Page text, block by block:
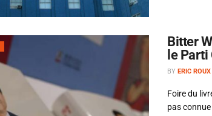
Bitter
le
BY ERIC ROUX
Foire du
pas